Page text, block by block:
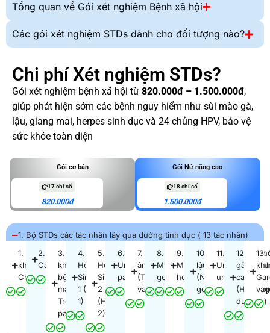
Tổng quan về Gói xét nghiệm Bệnh xã hội
Các gói xét nghiệm STDs dành cho đối tượng nào?
Chi phí Xét nghiệm STDs?
Gói xét nghiệm bệnh xã hội từ 820.000đ – 1.500.000đ,
giúp phát hiện sớm các bệnh nguy hiểm như sùi mào gà,
lậu, giang mai, herpes sinh dục và 24 chủng HPV, bảo vệ
sức khỏe toàn diện
Gói cơ bản
17 chỉ số
820.000đ
Gói Nữ nâng cao
18 chỉ số
1.500.000đ
1. Bộ STDs các tác nhân lây qua dường tình dục ( 13 tác nhân)
1. Vi
khuẩn
Chlamydia
2. Nấm
Candida
3. Xoắn
khuẩn gây
bệnh giang
mai
Treponema
pallidum
4. Virus
Herpes
Simplex
1 (HSV-
1)
5. Virus
Herpes
Simplex
2
(HSV-
2)
6. Vi khuẩn
Ureaplasma
parvum
7. Trùng roi
âm đạo
(Trichomonas
vaginalis)
8. Vi khuẩn
Mycoplasma
genitalium
9. Vi khuẩn
Mycoplasma
hominis
10. Vi khuẩn
lậu cầu
(Neisseria
gonorrhoeae)
11. Vi khuẩn
Ureaplasma
urealyticum
12. Vi
gây
cam
ducreyi)
13.